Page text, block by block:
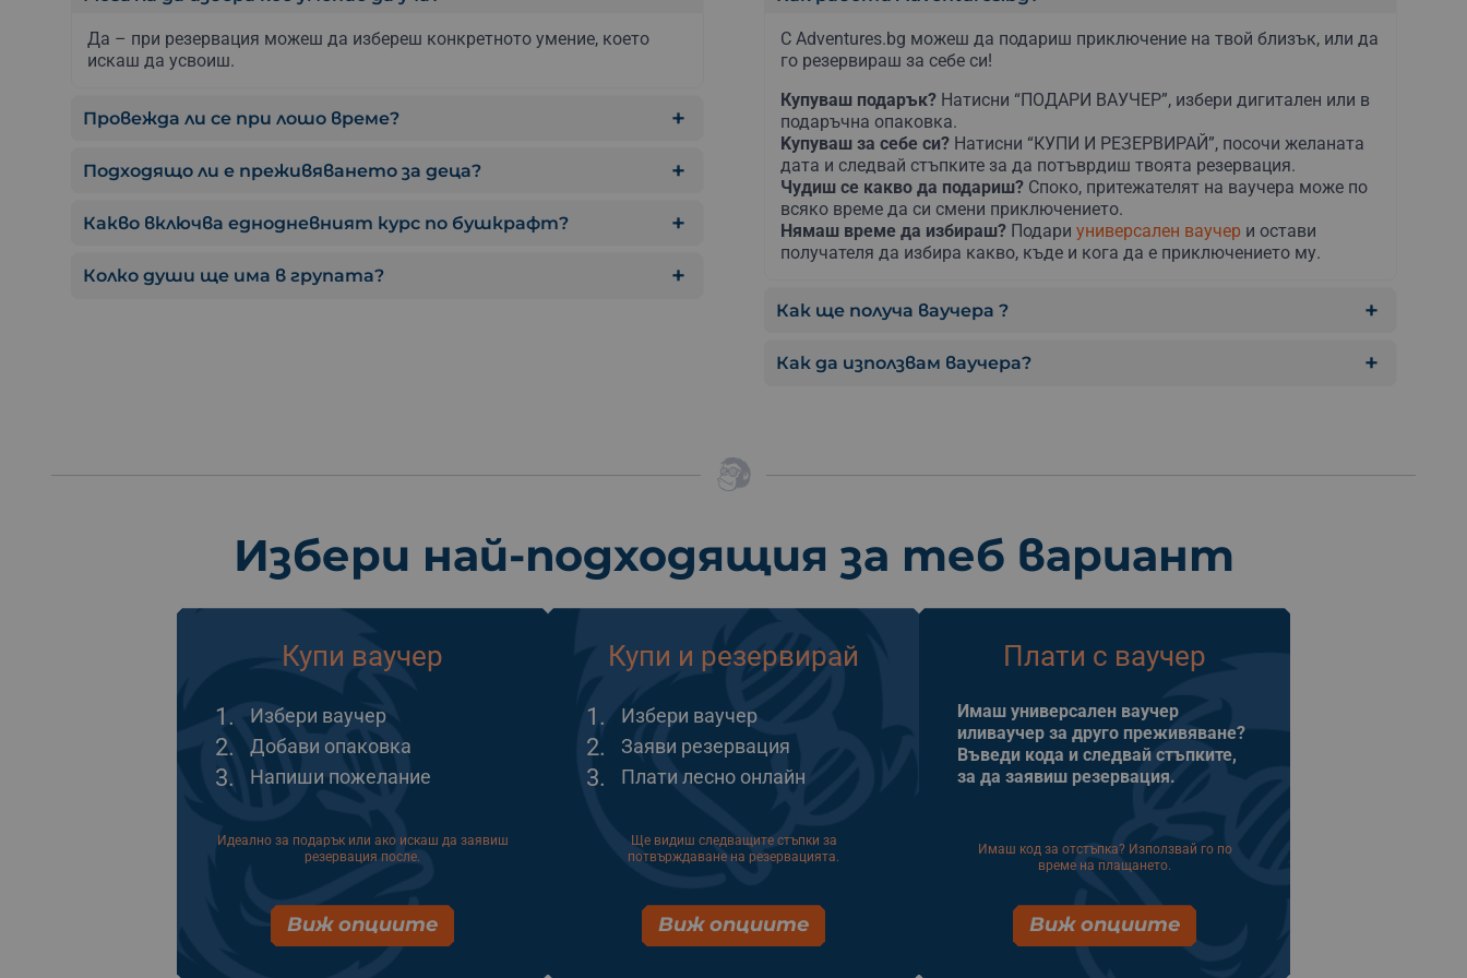
Да – при резервация можеш да избереш конкретното умение, което
искаш да усвоиш.
Провежда ли се при лошо време?
Подходящо ли е преживяването за деца?
Какво включва еднодневният курс по бушкрафт?
Колко души ще има в групата?
С Adventures.bg можеш да подариш приключение на твой близък, или да
го резервираш за себе си!
Купуваш подарък? Натисни “ПОДАРИ ВАУЧЕР”, избери дигитален или в
подаръчна опаковка.
Kупуваш за себе си? Натисни “КУПИ И РЕЗЕРВИРАЙ”, посочи желаната
дата и следвай стъпките за да потъврдиш твоята резервация.
Чудиш се какво да подариш? Споко, притежателят на ваучера може по
всяко време да си смени приключението.
Нямаш време да избираш? Подари универсален ваучери остави
получателя да избира какво, къде и кога да е приключението му.
Как ще получа ваучера ?
Как да използвам ваучера?
Избери най-подходящия за теб вариант
Купи ваучер
1. Избери ваучер
2. Добави опаковка
3. Напиши пожелание
Идеално за подарък или ако искаш да заявиш
резервация после.
Виж опциите
Купи и резервирай
1. Избери ваучер
2. Заяви резервация
3. Плати лесно онлайн
Ще видиш следващите стъпки за
потвърждаване на резервацията.
Виж опциите
Плати с ваучер
Имаш универсален ваучер
иливаучер за друго преживяване?
Въведи кода и следвай стъпките,
за да заявиш резервация.
Имаш код за отстъпка? Използвай го по
време на плащането.
Виж опциите